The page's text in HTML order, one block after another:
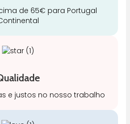
de 65€ para Portugal
e justos no nosso trabalho